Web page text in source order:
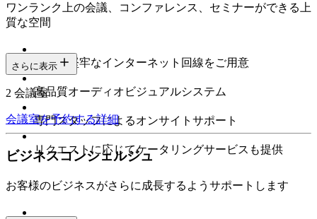
ワンランク上の会議、コンファレンス、セミナーができる上
質な空間
高速で堅牢なインターネット回線をご用意
高品質オーディオビジュアルシステム
専門スタッフによるオンサイトサポート
リクエストに応じてケータリングサービスも提供
さらに表示
2 会議室
会議室を予約する詳細
ビジネスコンシェルジュ
お客様のビジネスがさらに成長するようサポートします